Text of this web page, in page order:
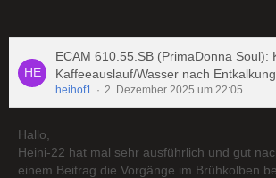
ECAM 610.55.SB (PrimaDonna Soul):
Kaffeeauslauf/Wasser nach Entkalkung
heihof1 2. Dezember 2025 um 22:05
Hallo,
Heini-22 hat mal sehr ausführlich und gut
einem Beitrag die Vorgänge im Brühkolben